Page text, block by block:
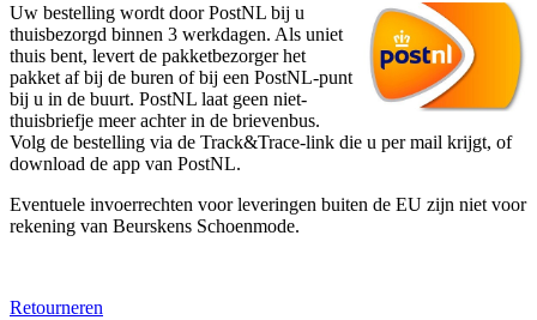
Uw bestelling wordt door PostNL bij u
thuisbezorgd binnen 3 werkdagen. Als uniet
thuis bent, levert de pakketbezorger het
pakket af bij de buren of bij een PostNL-punt
bij u in de buurt. PostNL laat geen niet-
thuisbriefje meer achter in de brievenbus.
Volg de bestelling via de Track&Trace-link die u per mail krijgt, of
download de app van PostNL.
Eventuele invoerrechten voor leveringen buiten de EU zijn niet voor
rekening van Beurskens Schoenmode.
Retourneren